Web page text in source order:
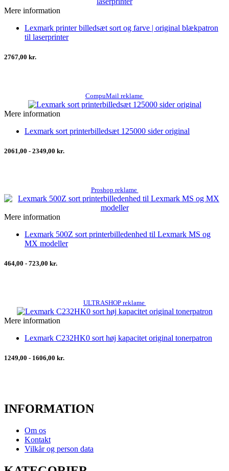
Mere information
Lexmark printer billedsæt sort og farve | original blækpatron
til laserprinter
2767,00 kr.
CompuMail reklame
Mere information
Lexmark sort printerbilledsæt 125000 sider original
2061,00 - 2349,00 kr.
Proshop reklame
Mere information
Lexmark 500Z sort printerbilledenhed til Lexmark MS og
MX modeller
464,00 - 723,00 kr.
ULTRASHOP reklame
Mere information
Lexmark C232HK0 sort høj kapacitet original tonerpatron
1249,00 - 1606,00 kr.
INFORMATION
Om os
Kontakt
Vilkår og person data